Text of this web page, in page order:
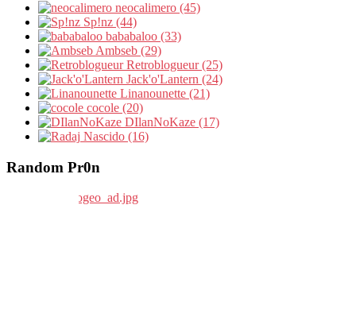
neocalimero (45)
Sp!nz (44)
bababaloo (33)
Ambseb (29)
Retroblogueur (25)
Jack'o'Lantern (24)
Linanounette (21)
cocole (20)
DIlanNoKaze (17)
Nascido (16)
Random Pr0n